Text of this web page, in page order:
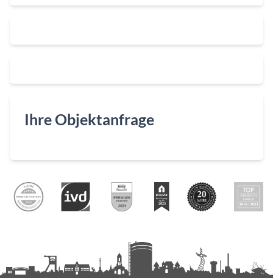
Ihre Objektanfrage